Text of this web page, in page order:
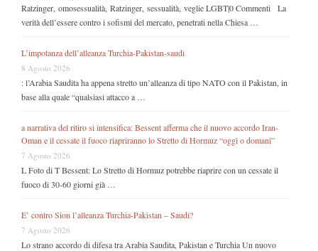
Ratzinger, omosessualità, Ratzinger, sessualità, veglie LGBT|0 Commenti La
verità dell’essere contro i sofismi del mercato, penetrati nella Chiesa …
L’impotanza dell’alleanza Turchia-Pakistan-saudi
8 Agosto 2026
: l’Arabia Saudita ha appena stretto un’alleanza di tipo NATO con il Pakistan, in
base alla quale “qualsiasi attacco a …
a narrativa del ritiro si intensifica: Bessent afferma che il nuovo accordo Iran-
Oman e il cessate il fuoco riapriranno lo Stretto di Hormuz “oggi o domani”
7 Agosto 2026
L Foto di T Bessent: Lo Stretto di Hormuz potrebbe riaprire con un cessate il
fuoco di 30-60 giorni già …
E’ contro Sion l’alleanza Turchia-Pakistan – Saudi?
7 Agosto 2026
Lo strano accordo di difesa tra Arabia Saudita, Pakistan e Turchia Un nuovo